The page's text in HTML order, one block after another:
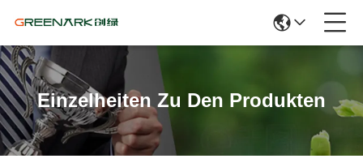
Einzelheiten Zu Den Produkten